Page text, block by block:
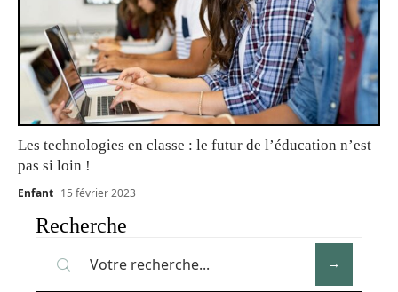
Les technologies en classe : le futur de l’éducation n’est
pas si loin !
Enfant 15 février 2023
Recherche